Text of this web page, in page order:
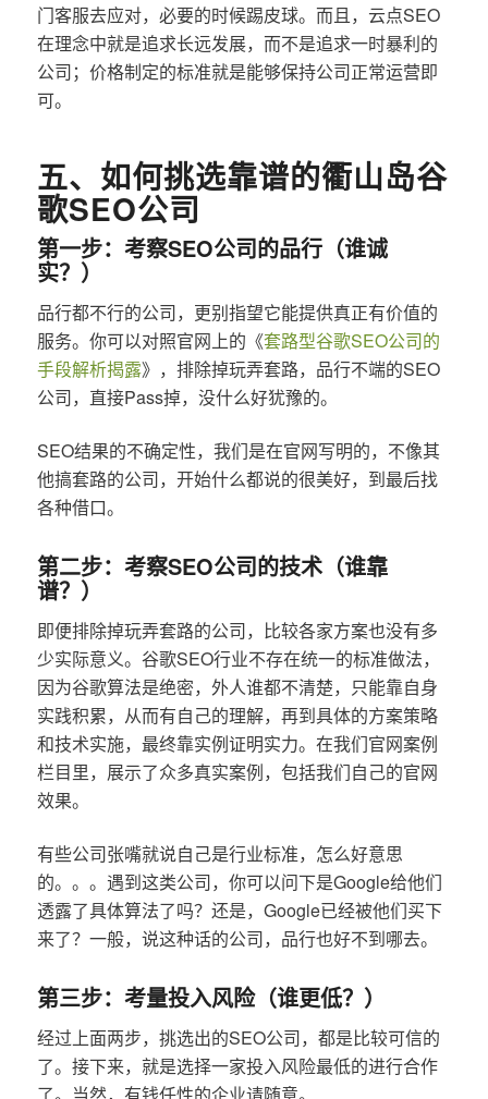
门客服去应对，必要的时候踢皮球。而且，云点SEO
在理念中就是追求长远发展，而不是追求一时暴利的
公司；价格制定的标准就是能够保持公司正常运营即
可。
五、如何挑选靠谱的衢山岛谷
歌SEO公司
第一步：考察SEO公司的品行（谁诚
实？）
品行都不行的公司，更别指望它能提供真正有价值的
服务。你可以对照官网上的《套路型谷歌SEO公司的
手段解析揭露》，排除掉玩弄套路，品行不端的SEO
公司，直接Pass掉，没什么好犹豫的。
SEO结果的不确定性，我们是在官网写明的，不像其
他搞套路的公司，开始什么都说的很美好，到最后找
各种借口。
第二步：考察SEO公司的技术（谁靠
谱？）
即便排除掉玩弄套路的公司，比较各家方案也没有多
少实际意义。谷歌SEO行业不存在统一的标准做法，
因为谷歌算法是绝密，外人谁都不清楚，只能靠自身
实践积累，从而有自己的理解，再到具体的方案策略
和技术实施，最终靠实例证明实力。在我们官网案例
栏目里，展示了众多真实案例，包括我们自己的官网
效果。
有些公司张嘴就说自己是行业标准，怎么好意思
的。。。遇到这类公司，你可以问下是Google给他们
透露了具体算法了吗？还是，Google已经被他们买下
来了？一般，说这种话的公司，品行也好不到哪去。
第三步：考量投入风险（谁更低？）
经过上面两步，挑选出的SEO公司，都是比较可信的
了。接下来，就是选择一家投入风险最低的进行合作